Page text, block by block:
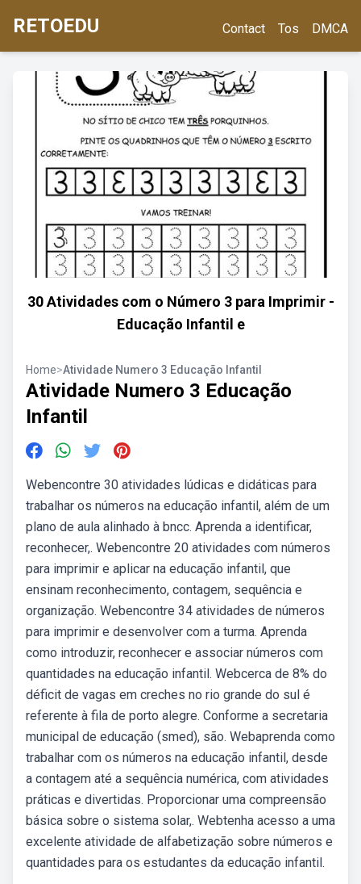
RETOEDU Contact Tos DMCA
30 Atividades com o Número 3 para Imprimir -
Educação Infantil e
Home>Atividade Numero 3 Educação Infantil
Atividade Numero 3 Educação
Infantil
Webencontre 30 atividades lúdicas e didáticas para
trabalhar os números na educação infantil, além de um
plano de aula alinhado à bncc. Aprenda a identificar,
reconhecer,. Webencontre 20 atividades com números
para imprimir e aplicar na educação infantil, que
ensinam reconhecimento, contagem, sequência e
organização. Webencontre 34 atividades de números
para imprimir e desenvolver com a turma. Aprenda
como introduzir, reconhecer e associar números com
quantidades na educação infantil. Webcerca de 8% do
déficit de vagas em creches no rio grande do sul é
referente à fila de porto alegre. Conforme a secretaria
municipal de educação (smed), são. Webaprenda como
trabalhar com os números na educação infantil, desde
a contagem até a sequência numérica, com atividades
práticas e divertidas. Proporcionar uma compreensão
básica sobre o sistema solar,. Webtenha acesso a uma
excelente atividade de alfabetização sobre números e
quantidades para os estudantes da educação infantil.